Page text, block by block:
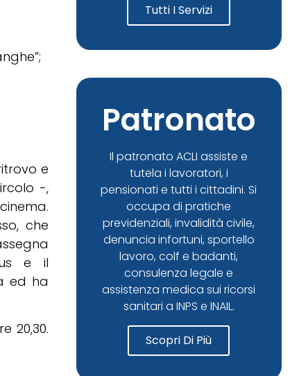
e
-,
che
e il
ed ha
20,30.
Tutti I Servizi
Patronato
Il patronato ACLI assiste e
tutela i lavoratori, i
pensionati e tutti i cittadini. Si
occupa di pratiche
previdenziali, invalidità civile,
denuncia infortuni, sportello
lavoro, colf e badanti,
consulenza legale e
assistenza medica sui ricorsi
sanitari a INPS e INAIL.
Scopri Di Più